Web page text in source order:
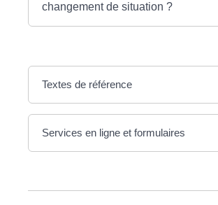
changement de situation ?
Textes de référence
Services en ligne et formulaires